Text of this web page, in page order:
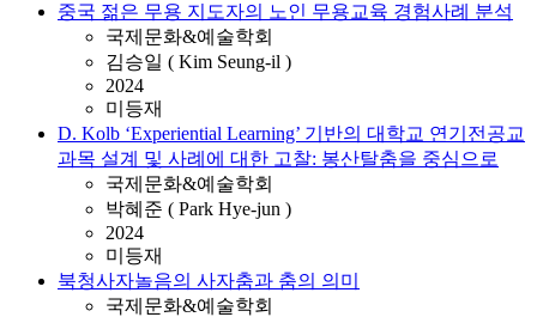
중국 젊은 무용 지도자의 노인 무용교육 경험사례 분석
국제문화&예술학회
김승일 ( Kim Seung-il )
2024
미등재
D. Kolb ‘Experiential Learning’ 기반의 대학교 연기전공교
과목 설계 및 사례에 대한 고찰: 봉산탈춤을 중심으로
국제문화&예술학회
박혜준 ( Park Hye-jun )
2024
미등재
북청사자놀음의 사자춤과 춤의 의미
국제문화&예술학회